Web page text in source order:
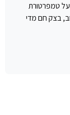
טמפרטורת
בצק חם מדי